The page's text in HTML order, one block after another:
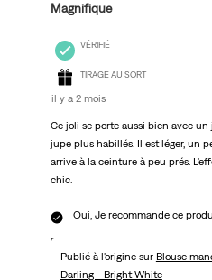
Magnifique
VÉRIFIÉ
TIRAGE AU SORT
il y a 2 mois
Ce joli se porte aussi bien avec
jupe plus habillés. Il est léger, un
arrive à la ceinture à peu prés.
chic.
Oui, Je recommande ce
Publié à l'origine sur Blouse
Darling - Bright White